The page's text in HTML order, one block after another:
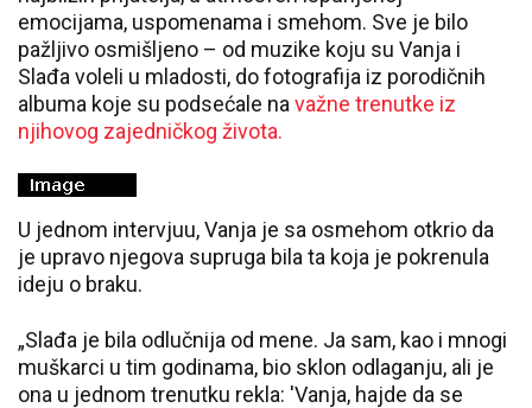
emocijama, uspomenama i smehom. Sve je bilo
pažljivo osmišljeno – od muzike koju su Vanja i
Slađa voleli u mladosti, do fotografija iz porodičnih
albuma koje su podsećale na važne trenutke iz
njihovog zajedničkog života.
U jednom intervjuu, Vanja je sa osmehom otkrio da
je upravo njegova supruga bila ta koja je pokrenula
ideju o braku.
„Slađa je bila odlučnija od mene. Ja sam, kao i mnogi
muškarci u tim godinama, bio sklon odlaganju, ali je
ona u jednom trenutku rekla: 'Vanja, hajde da se